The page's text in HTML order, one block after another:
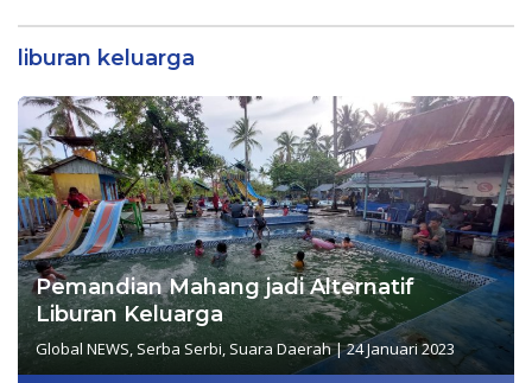
liburan keluarga
Pemandian Mahang jadi Alternatif
Liburan Keluarga
Global NEWS, Serba Serbi, Suara Daerah|24 Januari 2023